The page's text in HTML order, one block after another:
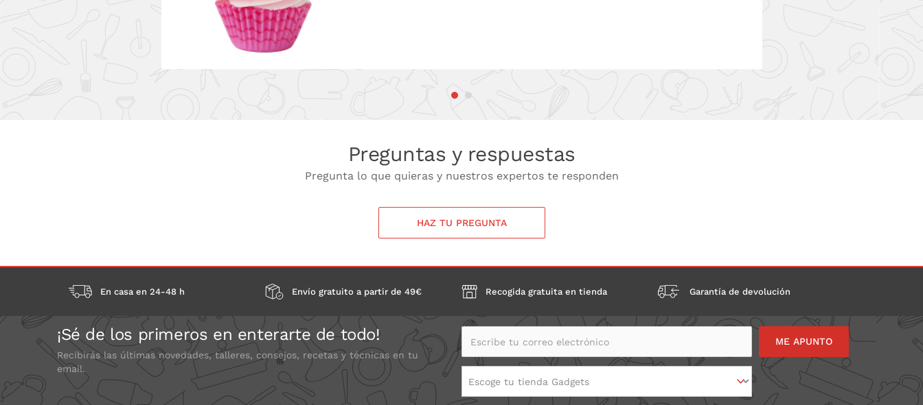
Preguntas y respuestas
Pregunta lo que quieras y nuestros expertos te responden
HAZ TU PREGUNTA
En casa en 24-48 h Envío gratuito a partir de 49€ Recogida gratuita en tienda Garantía de devolución
¡Sé de los primeros en enterarte de todo!
Recibirás las últimas novedades, talleres, consejos, recetas y técnicas en tu
email.
Escribe tu correo electrónico
Escoge tu tienda Gadgets